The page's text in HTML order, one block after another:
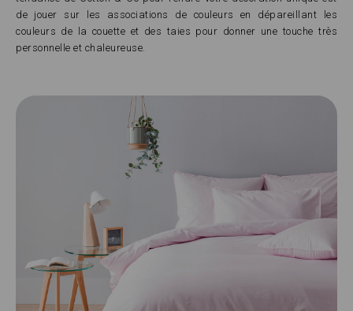
de jouer sur les associations de couleurs en dépareillant les
couleurs de la couette et des taies pour donner une touche très
personnelle et chaleureuse.